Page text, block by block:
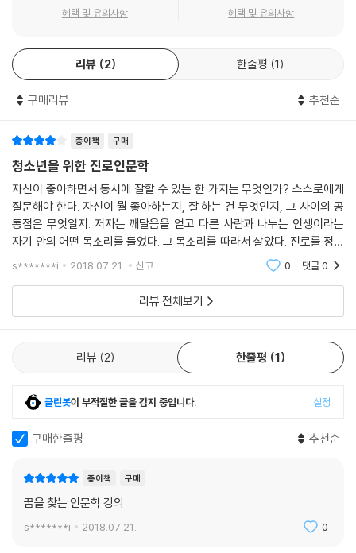
인지, 좋아하는 일과 잘하는 일의 차이는 무엇인지에 대해 청소년들과 이
되길 바란다.
꿈은 행복하기 위해 꾸는 것이다
대학 교수를 하다가 글쓰는 삶을 선택한 인문학자 김경집, 11년간 여덟 번
문화재단 대표가 된 김종휘, 강단의 철학이 아닌 거리의 철학을 전파하는
강신주, 즐거움에서 꿈을 찾은 문화평론가 이명석, 겨우 들어간 대기업을
그만두고 청소년 진로 멘토의 길을 택한 김영광, KAIST에 진학했지만 시
력을 잃는 경험을 하고 새로운 삶을 살게 된 교육자 박승오, 28년간 기업에
서 일하다가 국민대 교수가 된 이의용 등 이 책의 저자들은 수많은 시행착
오 끝에 자신의 길을 찾았다는 공통점이 있다. 이들은 자신들이 겪은 시행
착오를 청소년들이 겪지 않기를 바라는 마음으로, 또한 암울한 세상을 어
른들이 만들었다는 책임감으로 허심탄회하게 꿈과 삶에 대해 이야기를 나
인문학자 김경집은 21세기를 살아갈 청소년들에게 20세기를 살아온 어른
들의 말을 믿지 말고, 자신만의 인생 설계를 해나갈 것을 주문한다. 앞으로
준비할 수 있는 다양한 방법에 대해 알려주고 있다.
2강 | 올바른 꿈을 찾는 3단 변신법_이남석
것이 무엇인지 아는 1단계, 좋아하는 일을 실행하는 2단계, 좋아하는 일과
세상 사람들이 좋아하는 것을 만나야 한다는 3단계까지 청소년들과 퀴즈
형식으로 찾아가고 있다.
혜택 및 유의사항 혜택 및 유의사항
리뷰 2 한줄평 1
구매리뷰 추천순
종이책 구매
청소년을 위한 진로인문학
자신이 좋아하면서 동시에 잘할 수 있는 한 가지는 무엇인가? 스스로에게
질문해야 한다. 자신이 뭘 좋아하는지, 잘 하는 건 무엇인지, 그 사이의 공
통점은 무엇일지. 저자는 깨달음을 얻고 다른 사람과 나누는 인생이라는
자기 안의 어떤 목소리를 들었다. 그 목소리를 따라서 살았다. 진로를 정할
때 직업을 먼저 정하지 말고 나를 들여다 보아야 한다. 그 나는 바로 어떻게
s*******i 2018.07.21. 신고 0 댓글0
리뷰 전체보기
리뷰 2 한줄평 1
클린봇이 부적절한 글을 감지 중입니다. 설정
구매한줄평 추천순
종이책 구매
꿈을 찾는 인문학 강의
s*******i 2018.07.21. 0